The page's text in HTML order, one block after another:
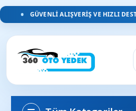
GÜVENLI ALIŞVERIŞ VE HIZLI DESTEK